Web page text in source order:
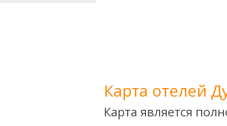
Карта отелей
Карта является